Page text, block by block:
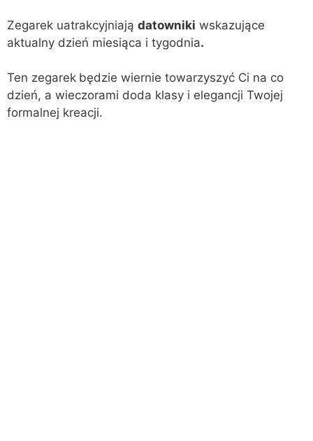
Zegarek uatrakcyjniają datowniki wskazujące
aktualny dzień miesiąca i tygodnia.
Ten zegarek będzie wiernie towarzyszyć Ci na co
dzień, a wieczorami doda klasy i elegancji Twojej
formalnej kreacji.